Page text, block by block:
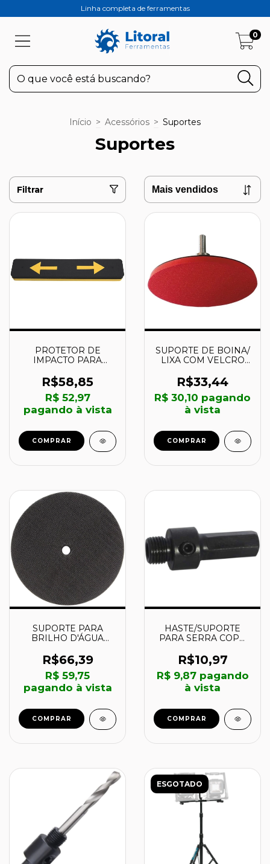
Linha completa de ferramentas
0
Início > Acessórios > Suportes
Suportes
Filtrar
PROTETOR DE
IMPACTO PARA
- TRAMONTINA
R$58,85
R$ 52,97
pagando à vista
SUPORTE DE BOINA/
LIXA COM VELCRO
MM - 762209 - MTX
R$33,44
R$ 30,10 pagando
à vista
COMPRAR
SUPORTE PARA
BRILHO D'ÁGUA
70184643185 -
NORTON
R$66,39
R$ 59,75
pagando à vista
COMPRAR
HASTE/SUPORTE
PARA SERRA COPO
30MM - 061261 -
CORTAG
R$10,97
R$ 9,87pagando
à vista
COMPRAR
ESGOTADO